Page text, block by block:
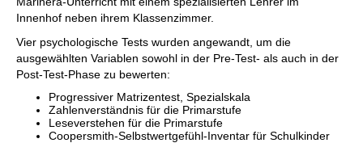
Innenhof neben ihrem Klassenzimmer.
Vier psychologische Tests wurden angewandt, um die
ausgewählten Variablen sowohl in der Pre-Test- als auch in der
Post-Test-Phase zu bewerten:
Progressiver Matrizentest, Spezialskala
Zahlenverständnis für die Primarstufe
Leseverstehen für die Primarstufe
Coopersmith-Selbstwertgefühl-Inventar für Schulkinder